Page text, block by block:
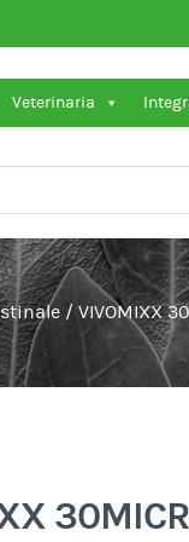
Veterinaria
/VIVOMIXX